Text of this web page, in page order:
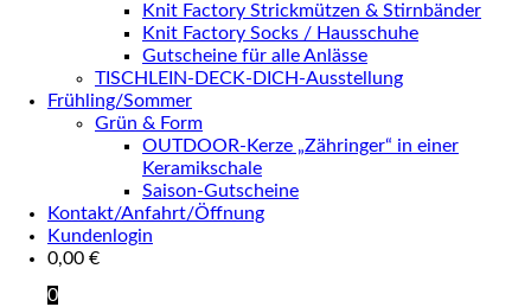
Knit Factory Strickmützen & Stirnbänder
Knit Factory Socks / Hausschuhe
Gutscheine für alle Anlässe
TISCHLEIN-DECK-DICH-Ausstellung
Frühling/Sommer
Grün & Form
OUTDOOR-Kerze „Zähringer“ in einer
Keramikschale
Saison-Gutscheine
Kontakt/Anfahrt/Öffnung
Kundenlogin
0,00 €
0